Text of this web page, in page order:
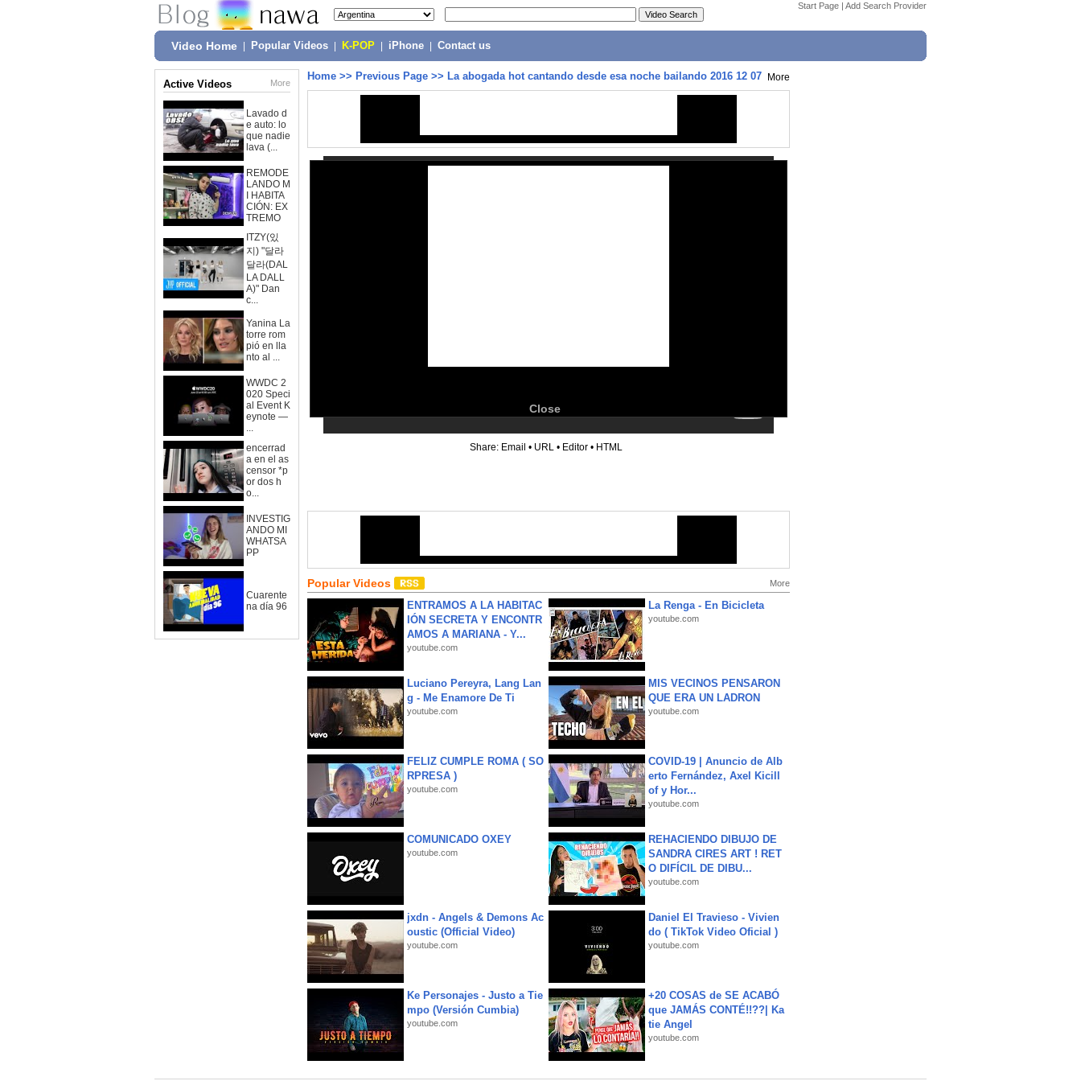
Start Page | Add Search Provider
Video Home Popular Videos K-POP iPhone Contact us
Active Videos More
Lavado d
e auto: lo
que nadie
lava (...
REMODE
LANDO M
I HABITA
CIÓN: EX
TREMO
ITZY(있
지) "달라
달라(DAL
LA DALL
A)" Dan
c...
Yanina La
torre rom
pió en lla
nto al ...
WWDC 2
020 Speci
al Event K
eynote —
...
encerrad
a en el as
censor *p
or dos h
o...
INVESTIG
ANDO MI
WHATSA
PP
Cuarente
na día 96
Home >> Previous Page >> La abogada hot cantando desde esa noche bailando 2016 12 07 More
Close
Share: Email • URL • Editor • HTML
Popular Videos More
ENTRAMOS A LA HABITAC
IÓN SECRETA Y ENCONTR
AMOS A MARIANA - Y...
youtube.com
La Renga - En Bicicleta
youtube.com
Luciano Pereyra, Lang Lan
g - Me Enamore De Ti
youtube.com
MIS VECINOS PENSARON
QUE ERA UN LADRON
youtube.com
FELIZ CUMPLE ROMA ( SO
RPRESA )
youtube.com
COVID-19 | Anuncio de Alb
erto Fernández, Axel Kicill
of y Hor...
youtube.com
COMUNICADO OXEY
youtube.com
REHACIENDO DIBUJO DE
SANDRA CIRES ART ! RET
O DIFÍCIL DE DIBU...
youtube.com
jxdn - Angels & Demons Ac
oustic (Official Video)
youtube.com
Daniel El Travieso - Vivien
do ( TikTok Video Oficial )
youtube.com
Ke Personajes - Justo a Tie
mpo (Versión Cumbia)
youtube.com
+20 COSAS de SE ACABÓ
que JAMÁS CONTÉ!!??| Ka
tie Angel
youtube.com